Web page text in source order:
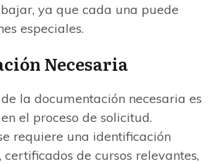
ya que cada una puede
especiales.
Necesaria
la documentación necesaria es
el proceso de solicitud.
requiere una identificación
de cursos relevantes,